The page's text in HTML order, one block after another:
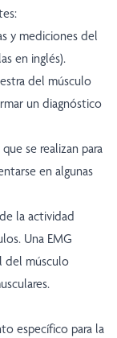
y mediciones del
en inglés).
del músculo
un diagnóstico
se realizan para
en algunas
la actividad
Una EMG
del músculo
específico para la